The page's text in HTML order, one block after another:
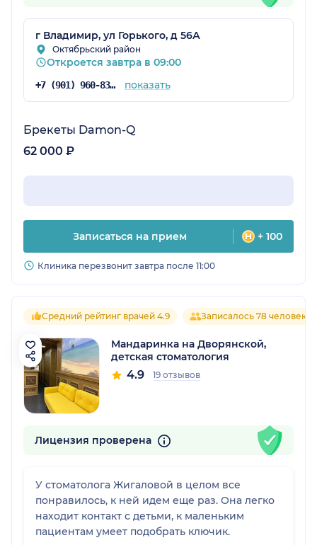
г Владимир, ул Горького, д 56А
Октябрьский район
Откроется завтра в 09:00
+7 (901) 960-83-52 показать
Брекеты Damon-Q
62 000 ₽
Записаться на прием + 100
Клиника перезвонит завтра после 11:00
Средний рейтинг врачей 4.9 Записалось 78 человек
Мандаринка на Дворянской,
детская стоматология
4.9 19 отзывов
Лицензия проверена
У стоматолога Жигаловой в целом все
понравилось, к ней идем еще раз. Она легко
находит контакт с детьми, к маленьким
пациентам умеет подобрать ключик.